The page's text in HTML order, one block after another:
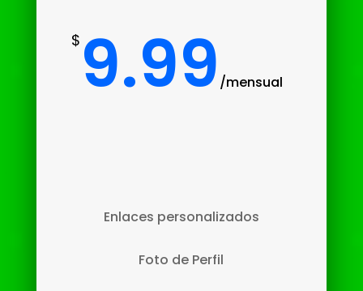
$ 9.99 /mensual
Enlaces personalizados
Foto de Perfil